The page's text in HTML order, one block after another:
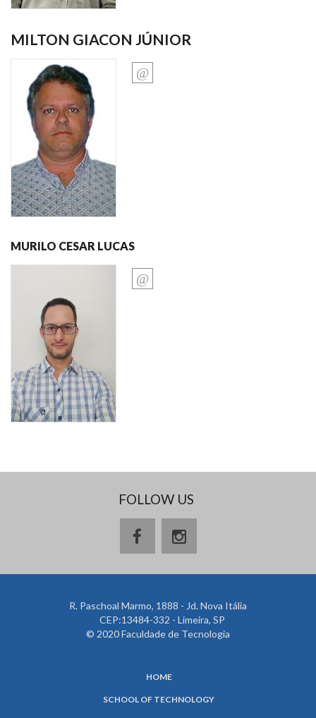
MILTON GIACON JÚNIOR
MURILO CESAR LUCAS
FOLLOW US
R. Paschoal Marmo, 1888 - Jd. Nova Itália
CEP:13484-332 - Limeira, SP
© 2020 Faculdade de Tecnologia
HOME
SCHOOL OF TECHNOLOGY